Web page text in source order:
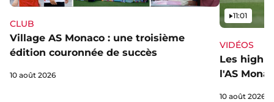
CLUB
Village AS Monaco : une troisième
édition couronnée de succès
10 août 2026
VIDÉOS
Les
l'AS
Vidéo
11:01
10 août 2026